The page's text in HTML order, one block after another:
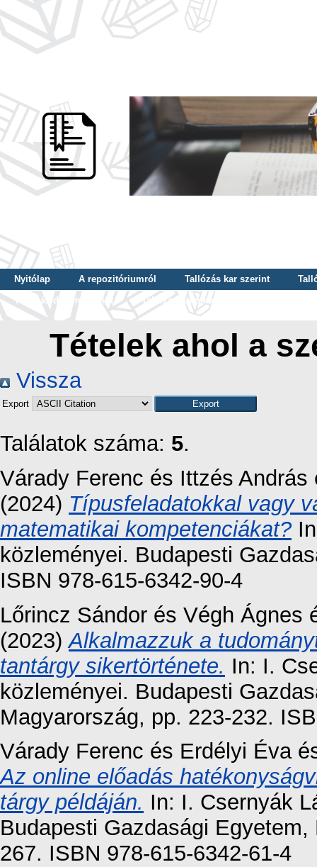
Nyitólap A repozitóriumról Tallózás kar szerint
Tallózás dátum szerint
Tallózás tudományterület szerint
Tételek ahol a
Vissza
Export
Találatok száma: 5.
Várady Ferenc és Ittzés András
(2024) Típusfeladatokkal vagy
matematikai kompetenciákat?
közleményei. Budapesti
ISBN 978-615-6342-90-4
Lőrincz Sándor és Végh Ágnes
(2023)Alkalmazzuk a
tantárgy sikertörténete. In: I.
közleményei. Budapesti
Magyarország, pp. 223-232.
Várady Ferenc és Erdélyi Éva
Az online előadás
tárgy példáján. In: I. Csernyák
Budapesti Gazdasági
267. ISBN 978-615-6342-61-4